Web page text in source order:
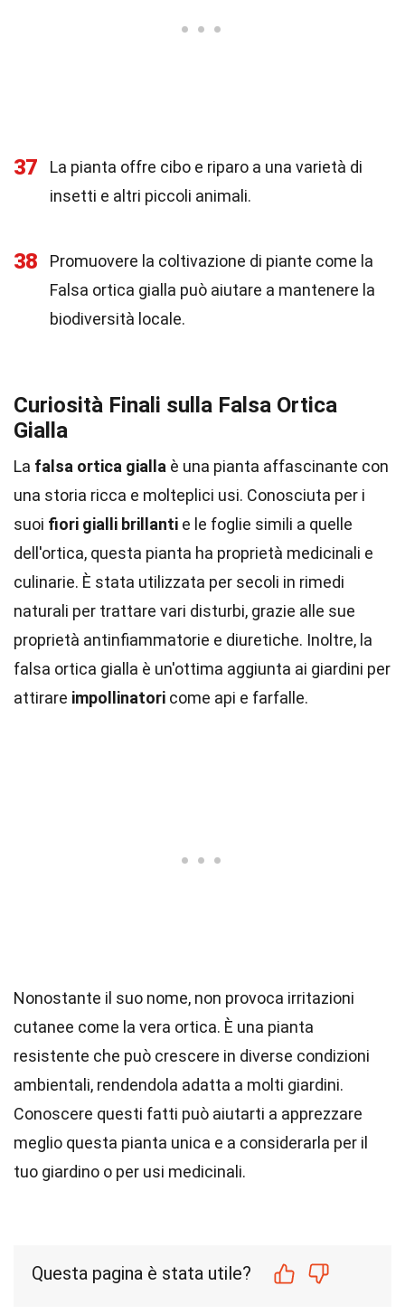
37
La pianta offre cibo e riparo a una varietà di
insetti e altri piccoli animali.
38
Promuovere la coltivazione di piante come la
Falsa ortica gialla può aiutare a mantenere la
biodiversità locale.
Curiosità Finali sulla Falsa Ortica
Gialla
La falsa ortica gialla è una pianta affascinante con
una storia ricca e molteplici usi. Conosciuta per i
suoi fiori gialli brillanti e le foglie simili a quelle
dell'ortica, questa pianta ha proprietà medicinali e
culinarie. È stata utilizzata per secoli in rimedi
naturali per trattare vari disturbi, grazie alle sue
proprietà antinfiammatorie e diuretiche. Inoltre, la
falsa ortica gialla è un'ottima aggiunta ai giardini per
attirare impollinatori come api e farfalle.
Nonostante il suo nome, non provoca irritazioni
cutanee come la vera ortica. È una pianta
resistente che può crescere in diverse condizioni
ambientali, rendendola adatta a molti giardini.
Conoscere questi fatti può aiutarti a apprezzare
meglio questa pianta unica e a considerarla per il
tuo giardino o per usi medicinali.
Questa pagina è stata utile?